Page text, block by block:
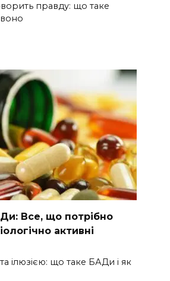
правду: що таке
воно
Все, що потрібно
активні
ілюзією: що таке БАДи і як